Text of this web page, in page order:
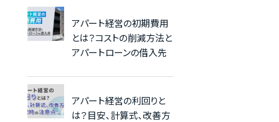
アパート経営の初期費用
とは？コストの削減方法と
アパートローンの借入先
アパート経営の利回りと
は？目安、計算式、改善方